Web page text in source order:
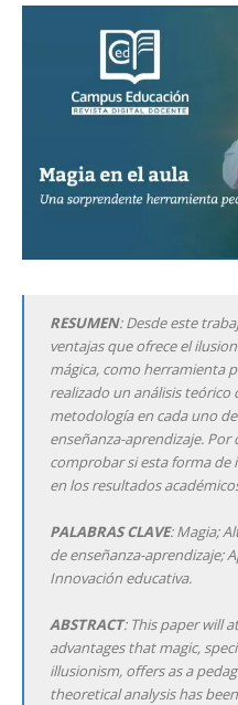
RESUMEN: Desde este
ventajas que ofrece el
mágica, como herramienta
realizado un análisis teórico
metodología en cada uno
enseñanza-aprendizaje.
comprobar si esta forma
en los resultados
PALABRAS CLAVE: Magia;
de enseñanza-aprendizaje;
Innovación educativa.
ABSTRACT: This paper will
advantages that magic,
illusionism, offers as a
theoretical analysis has